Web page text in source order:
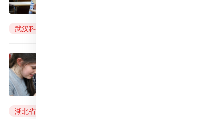
武汉科技大学
湖北省第二届大学生